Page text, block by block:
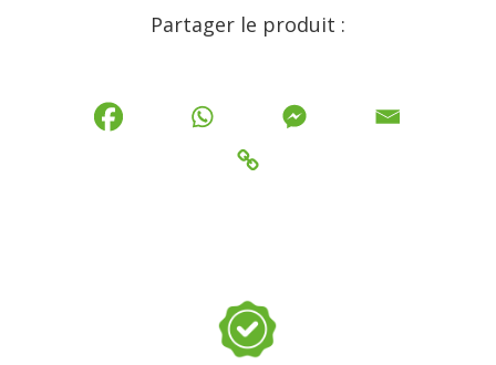
Partager le produit :